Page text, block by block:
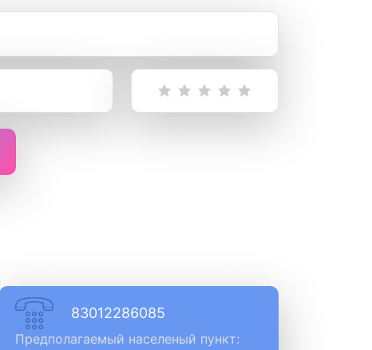
83012286085
Предполагаемый населеный пункт: